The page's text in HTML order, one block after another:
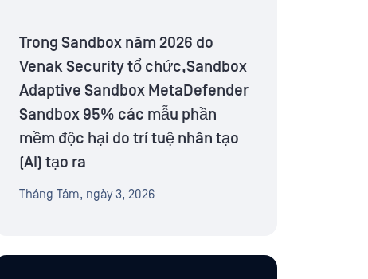
Trong Sandbox năm 2026 do
Venak Security tổ chức,Sandbox
Adaptive Sandbox MetaDefender
Sandbox 95% các mẫu phần
mềm độc hại do trí tuệ nhân tạo
(AI) tạo ra
Tháng Tám, ngày 3, 2026